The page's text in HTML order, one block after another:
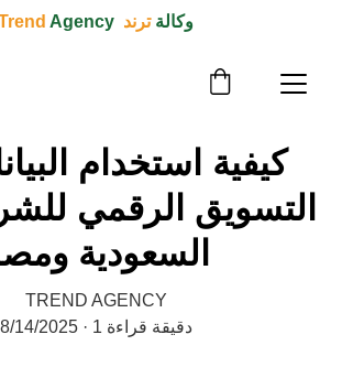
وكالة ترند  Trend Agency
كيفية استخدام
التسويق الرقمي
السعودية
TREND AGENCY
8/14/2025
1 دقيقة قراءة